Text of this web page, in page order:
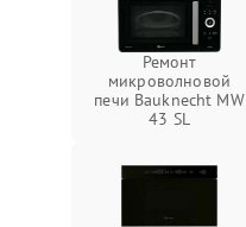
Ремонт
микроволновой
печи Bauknecht MW
43 SL